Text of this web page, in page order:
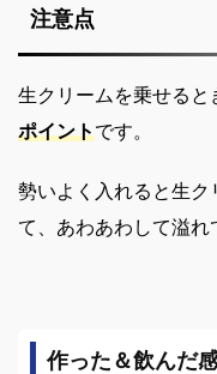
注意点
生クリームを乗せると
ポイントです。
勢いよく入れると生ク
て、あわあわして溢れ
作った＆飲んだ